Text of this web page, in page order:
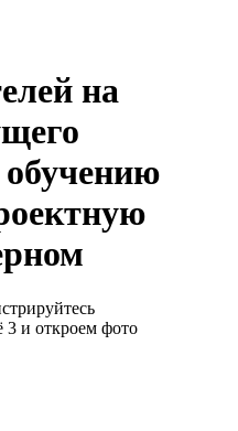
на
обучению
3 и откроем фото